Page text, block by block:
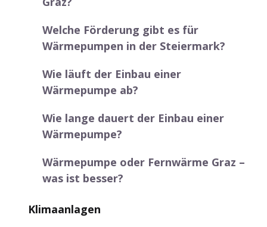
Welche Förderung gibt es für
Wärmepumpen in der Steiermark?
Wie läuft der Einbau einer
Wärmepumpe ab?
Wie lange dauert der Einbau einer
Wärmepumpe?
Wärmepumpe oder Fernwärme Graz –
was ist besser?
Klimaanlagen